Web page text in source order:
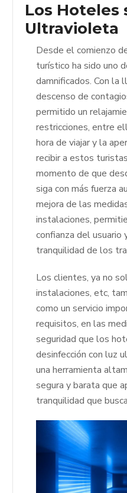
Los Hoteles
Ultravioleta
Desde el comienzo
turístico ha sido uno
damnificados. Con la
descenso de
permitido un
restricciones, entre
hora de viajar y la
recibir a estos
momento de que
siga con más fuerza
mejora de las
instalaciones,
confianza del
tranquilidad de los
Los clientes, ya no
instalaciones, etc,
como un servicio
requisitos, en las
seguridad que los
desinfección con luz
una herramienta
segura y barata que
tranquilidad que